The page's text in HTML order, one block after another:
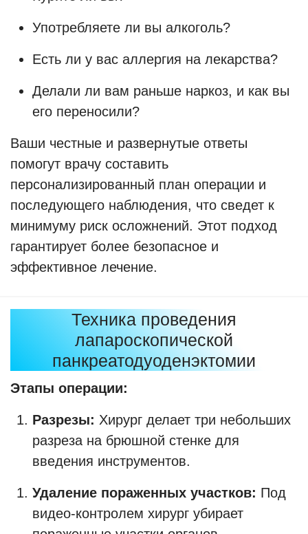
Употребляете ли вы алкоголь?
Есть ли у вас аллергия на лекарства?
Делали ли вам раньше наркоз, и как вы
его переносили?
Ваши честные и развернутые ответы
помогут врачу составить
персонализированный план операции и
последующего наблюдения, что сведет к
минимуму риск осложнений. Этот подход
гарантирует более безопасное и
эффективное лечение.
Техника проведения
лапароскопической
панкреатодуоденэктомии
Этапы операции:
Разрезы: Хирург делает три небольших
разреза на брюшной стенке для
введения инструментов.
Удаление пораженных участков: Под
видео-контролем хирург убирает